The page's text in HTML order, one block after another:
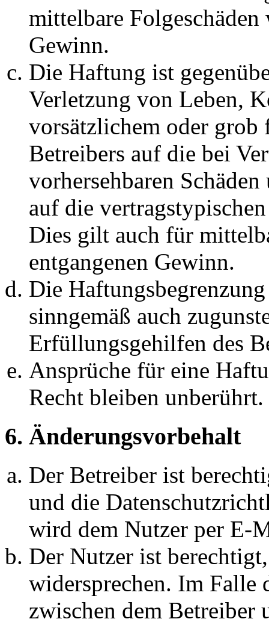
mittelbare Folgeschäden
Gewinn.
Die Haftung ist
Verletzung von Leben,
vorsätzlichem oder grob
Betreibers auf die bei
vorhersehbaren
auf die
Dies gilt auch für
entgangenen Gewinn.
Die
sinngemäß auch
Erfüllungsgehilfen des
Ansprüche für eine
Recht bleiben unberührt.
6. Änderungsvorbehalt
Der Betreiber ist
und die
wird dem Nutzer per E-
Der Nutzer ist
widersprechen. Im Falle
zwischen dem Betreiber